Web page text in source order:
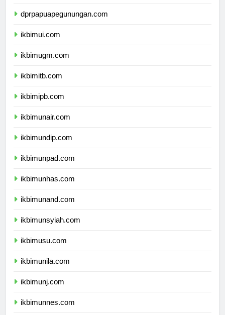
dprpapuapegunungan.com
ikbimui.com
ikbimugm.com
ikbimitb.com
ikbimipb.com
ikbimunair.com
ikbimundip.com
ikbimunpad.com
ikbimunhas.com
ikbimunand.com
ikbimunsyiah.com
ikbimusu.com
ikbimunila.com
ikbimunj.com
ikbimunnes.com